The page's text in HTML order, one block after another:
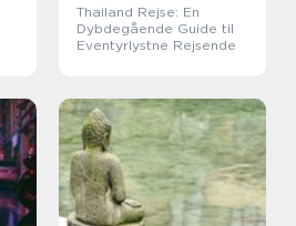
Thailand Rejse: En
Dybdegående Guide til
Eventyrlystne Rejsende